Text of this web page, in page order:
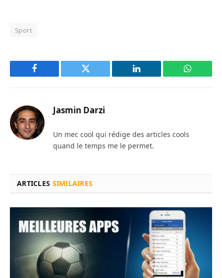
Sport
Facebook Twitter LinkedIn
Jasmin Darzi
Un mec cool qui rédige des articles cools
quand le temps me le permet.
ARTICLES SIMILAIRES